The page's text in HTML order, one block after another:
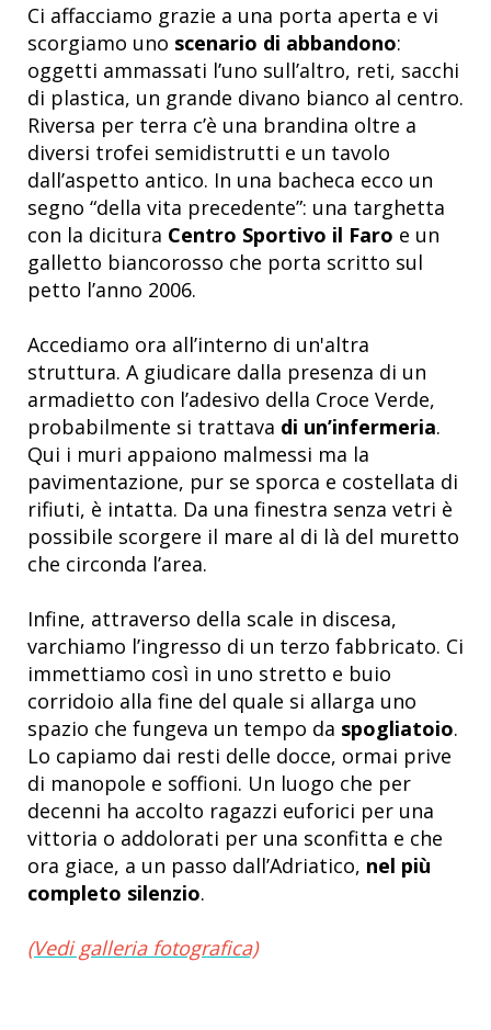
Ci affacciamo grazie a una porta aperta e vi
scorgiamo uno scenario di abbandono:
oggetti ammassati l’uno sull’altro, reti, sacchi
di plastica, un grande divano bianco al centro.
Riversa per terra c’è una brandina oltre a
diversi trofei semidistrutti e un tavolo
dall’aspetto antico. In una bacheca ecco un
segno “della vita precedente”: una targhetta
con la dicitura Centro Sportivo il Faro e un
galletto biancorosso che porta scritto sul
petto l’anno 2006.
Accediamo ora all’interno di un'altra
struttura. A giudicare dalla presenza di un
armadietto con l’adesivo della Croce Verde,
probabilmente si trattava di un’infermeria.
Qui i muri appaiono malmessi ma la
pavimentazione, pur se sporca e costellata di
rifiuti, è intatta. Da una finestra senza vetri è
possibile scorgere il mare al di là del muretto
che circonda l’area.
Infine, attraverso della scale in discesa,
varchiamo l’ingresso di un terzo fabbricato. Ci
immettiamo così in uno stretto e buio
corridoio alla fine del quale si allarga uno
spazio che fungeva un tempo da spogliatoio.
Lo capiamo dai resti delle docce, ormai prive
di manopole e soffioni. Un luogo che per
decenni ha accolto ragazzi euforici per una
vittoria o addolorati per una sconfitta e che
ora giace, a un passo dall’Adriatico, nel più
completo silenzio.
(Vedi galleria fotografica)